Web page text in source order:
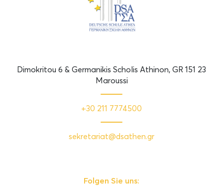
Dimokritou 6 & Germanikis Scholis Athinon, GR 151 23
Maroussi
+30 211 7774500
sekretariat@dsathen.gr
Folgen Sie uns: